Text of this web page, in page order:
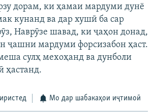
дорам, ки ҳамаи мардуми дунё
кунанд ва дар хушӣ ба сар
Наврӯзе шавад, ки ҷаҳон донад,
ҷашни мардуми форсизабон ҳаст.
сулҳ мехоҳанд ва дунболи
ҳастанд.
Мо дар шабакаҳои иҷтимоӣ